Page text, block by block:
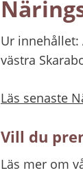
Ur
västra
Läs senaste
Vill du
Läs mer om